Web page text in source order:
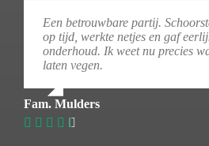
Een betrouwbare partij.
op tijd, werkte netjes en gaf
onderhoud. Ik weet nu precies
laten vegen.
Fam. Mulders